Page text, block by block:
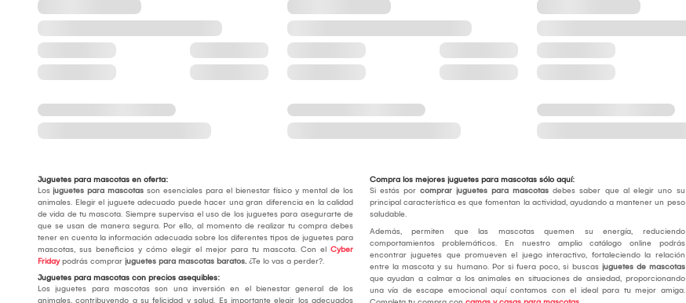
Juguetes para mascotas en oferta:
Los juguetes para mascotas son esenciales para el bienestar físico y mental de los
animales. Elegir el juguete adecuado puede hacer una gran diferencia en la calidad
de vida de tu mascota. Siempre supervisa el uso de los juguetes para asegurarte de
que se usan de manera segura. Por ello, al momento de realizar tu compra debes
tener en cuenta la información adecuada sobre los diferentes tipos de juguetes para
mascotas, sus beneficios y cómo elegir el mejor para tu mascota. Con el Cyber
Fridaypodrás comprar juguetes para mascotas baratos. ¿Te lo vas a perder?.
Juguetes para mascotas con precios asequibles:
Los juguetes para mascotas son una inversión en el bienestar general de los
animales, contribuyendo a su felicidad y salud. Es importante elegir los adecuados
Compra los mejores juguetes para mascotas sólo aquí:
Si estás por comprar juguetes para mascotasdebes saber que al elegir uno su
principal característica es que fomentan la actividad, ayudando a mantener un peso
saludable.
Además, permiten que las mascotas quemen su energía, reduciendo
comportamientos problemáticos. En nuestro amplio catálogo online podrás
encontrar juguetes que promueven el juego interactivo, fortaleciendo la relación
entre la mascota y su humano. Por si fuera poco, si buscasjuguetes de mascotas
que ayudan a calmar a los animales en situaciones de ansiedad, proporcionando
una vía de escape emocional aquí contamos con el ideal para tu mejor amiga.